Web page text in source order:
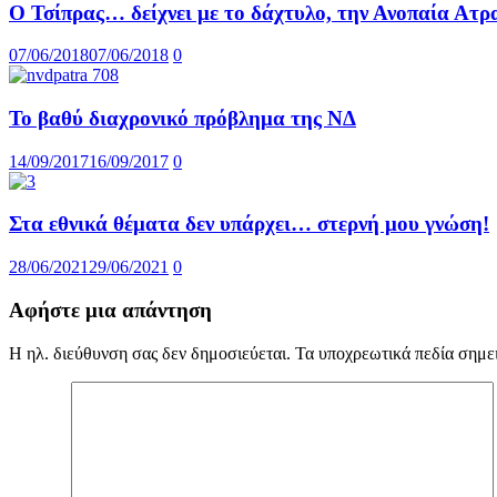
Ο Τσίπρας… δείχνει με το δάχτυλο, την Ανοπαία
07/06/201807/06/2018 0
Το βαθύ διαχρονικό πρόβλημα της ΝΔ
14/09/201716/09/2017 0
Στα εθνικά θέματα δεν υπάρχει… στερνή μου γνώση!
28/06/2021 29/06/2021 0
Αφήστε μια απάντηση
Η ηλ. διεύθυνση σας δεν δημοσιεύεται. Τα υποχρεωτικά πεδία